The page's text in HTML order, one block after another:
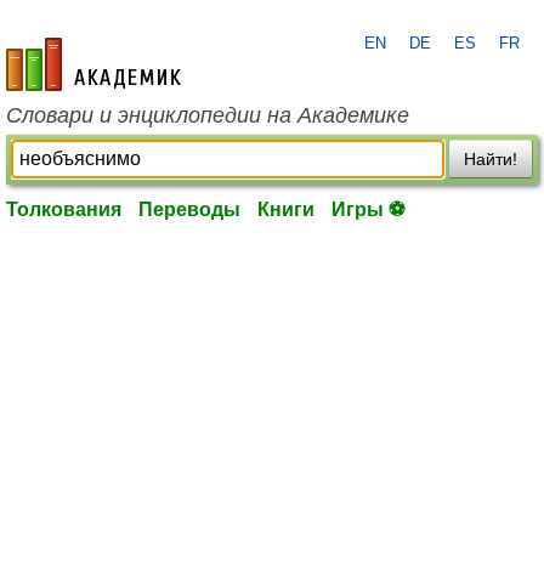
academic.ru
EN DE ES FR
Словари и энциклопедии на Академике
Найти!
Толкования Переводы Книги Игры ⚽